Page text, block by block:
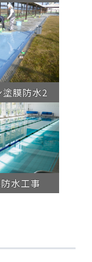
塗膜防水2
水工事